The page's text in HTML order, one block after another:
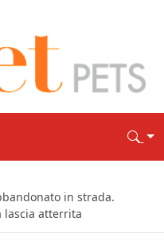
in strada.
lascia atterrita